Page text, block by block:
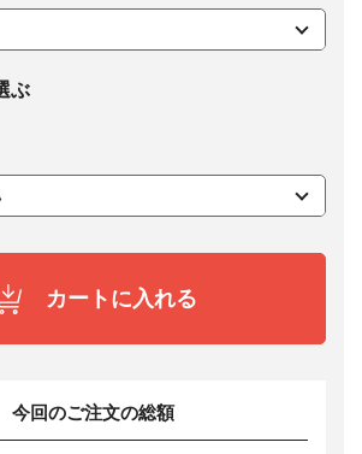
ぶ
カートに入れる
今回のご注文の総額